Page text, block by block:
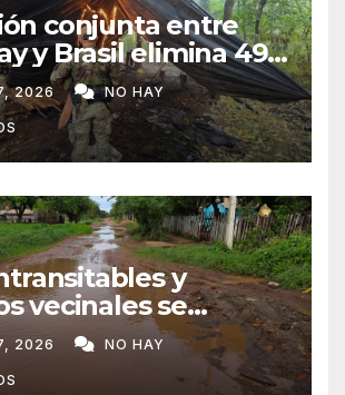
conjunta entre
y Brasil elimina 498
de marihuana en
2026 NO HAY
y
vecinales se
barrios de
2026 NO HAY